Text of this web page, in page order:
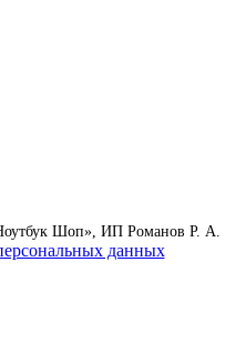
Шоп», ИП Романов Р. А.
данных